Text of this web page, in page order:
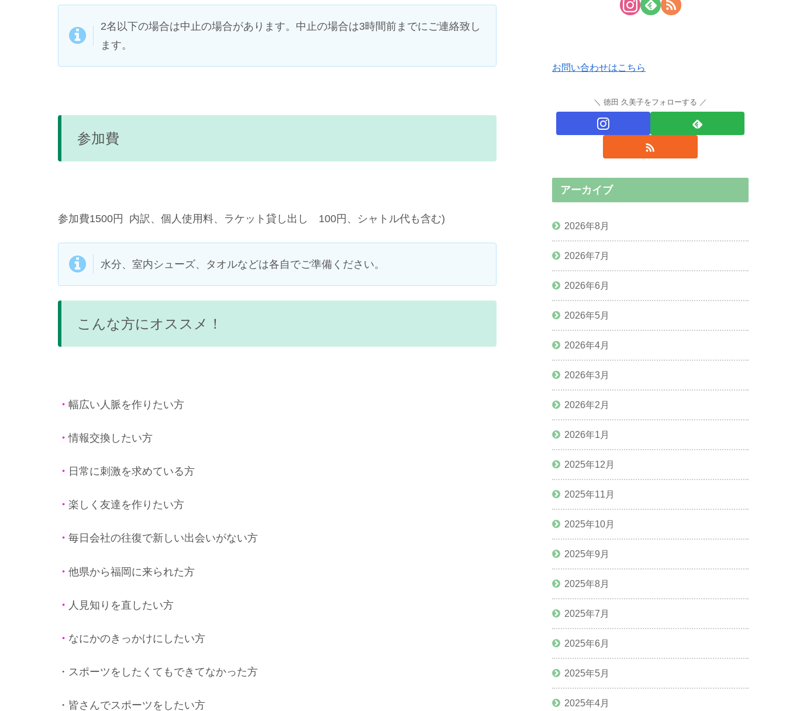
2名以下の場合は中止の場合があります。中止の場合は3時間前までにご連絡致し
ます。
参加費
参加費1500円 内訳、個人使用料、ラケット貸し出し 100円、シャトル代も含む)
水分、室内シューズ、タオルなどは各自でご準備ください。
こんな方にオススメ！
・ 幅広い人脈を作りたい方
・情報交換したい方
・ 日常に刺激を求めている方
・ 楽しく友達を作りたい方
・ 毎日会社の往復で新しい出会いがない方
・ 他県から福岡に来られた方
・ 人見知りを直したい方
・ なにかのきっかけにしたい方
・スポーツをしたくてもできてなかった方
・皆さんでスポーツをしたい方
お問い合わせはこちら
徳田 久美子をフォローする
アーカイブ
2026年8月
2026年7月
2026年6月
2026年5月
2026年4月
2026年3月
2026年2月
2026年1月
2025年12月
2025年11月
2025年10月
2025年9月
2025年8月
2025年7月
2025年6月
2025年5月
2025年4月